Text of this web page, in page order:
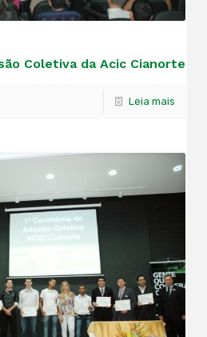
Coletiva da Acic Cianorte
Leia mais